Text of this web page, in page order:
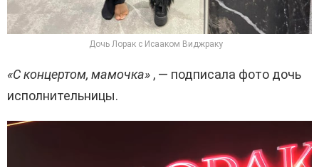
Дочь Лорак с Исааком Виджраку
«С концертом, мамочка» , — подписала фото дочь
исполнительницы.
В